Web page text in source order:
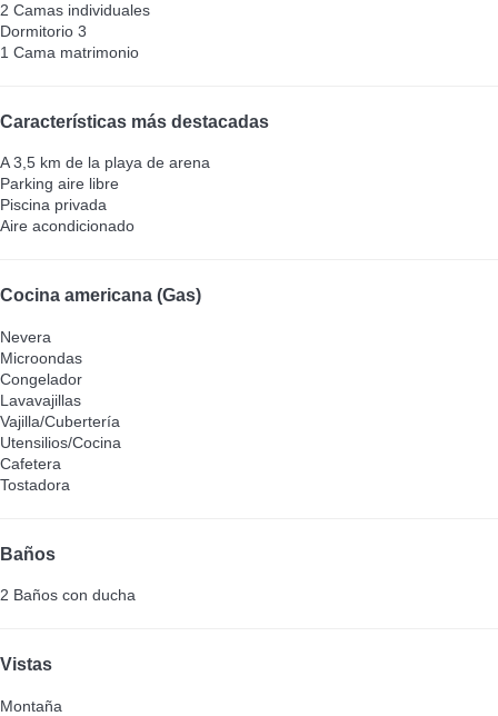
2 Camas individuales
Dormitorio 3
1 Cama matrimonio
Características más destacadas
A 3,5 km de la playa de arena
Parking aire libre
Piscina privada
Aire acondicionado
Cocina americana (Gas)
Nevera
Microondas
Congelador
Lavavajillas
Vajilla/Cubertería
Utensilios/Cocina
Cafetera
Tostadora
Baños
2 Baños con ducha
Vistas
Montaña